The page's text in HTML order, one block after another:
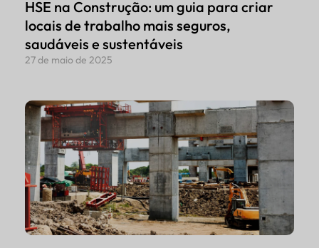
HSE na Construção: um guia para criar
locais de trabalho mais seguros,
saudáveis e sustentáveis
27 de maio de 2025